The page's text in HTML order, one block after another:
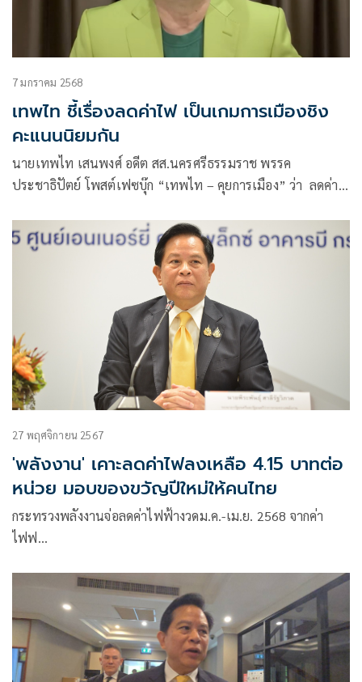
7 มกราคม 2568
เทพไท ชี้เรื่องลดค่าไฟ เป็นเกมการเมืองชิง
คะแนนนิยมกัน
นายเทพไท เสนพงศ์ อดีต สส.นครศรีธรรมราช พรรค
ประชาธิปัตย์ โพสต์เฟซบุ๊ก “เทพไท – คุยการเมือง” ว่า ลดค่า
27 พฤศจิกายน 2567
'พลังงาน' เคาะลดค่าไฟลงเหลือ 4.15 บาทต่อ
หน่วย มอบของขวัญปีใหม่ให้คนไทย
กระทรวงพลังงานจ่อลดค่าไฟฟ้างวดม.ค.-เม.ย. 2568 จากค่า
ไฟฟ…